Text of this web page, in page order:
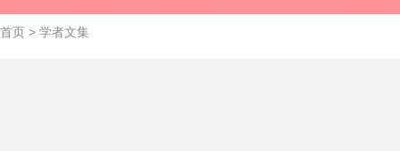
首页 > 学者文集